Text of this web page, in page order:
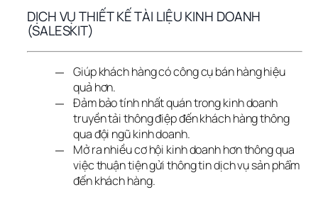
DỊCH VỤ THIẾT KẾ TÀI LIỆU KINH DOANH
(SALESKIT)
Giúp khách hàng có công cụ bán hàng hiệu
quả hơn.
Đảm bảo tính nhất quán trong kinh doanh
truyền tải thông điệp đến khách hàng thông
qua đội ngũ kinh doanh.
Mở ra nhiều cơ hội kinh doanh hơn thông qua
việc thuận tiện gửi thông tin dịch vụ sản phẩm
đến khách hàng.